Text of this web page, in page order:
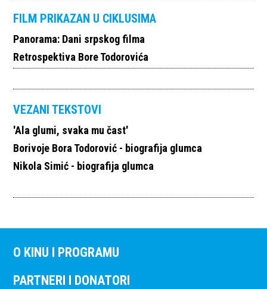
FILM PRIKAZAN U CIKLUSIMA
Panorama: Dani srpskog filma
Retrospektiva Bore Todorovića
VEZANI TEKSTOVI
'Ala glumi, svaka mu čast'
Borivoje Bora Todorović - biografija glumca
Nikola Simić - biografija glumca
O KINU I PROGRAMU
PARTNERI I DONATORI